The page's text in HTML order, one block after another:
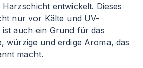
entwickelt. Dieses
nur vor Kälte und UV-
auch ein Grund für das
würzige und erdige Aroma, das
macht.